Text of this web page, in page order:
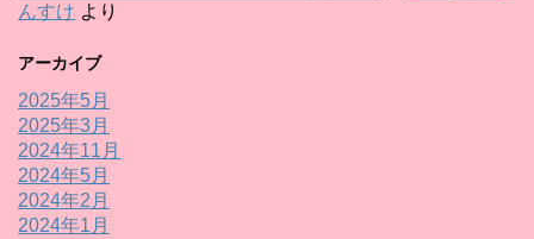
んすけ より
アーカイブ
2025年5月
2025年3月
2024年11月
2024年5月
2024年2月
2024年1月